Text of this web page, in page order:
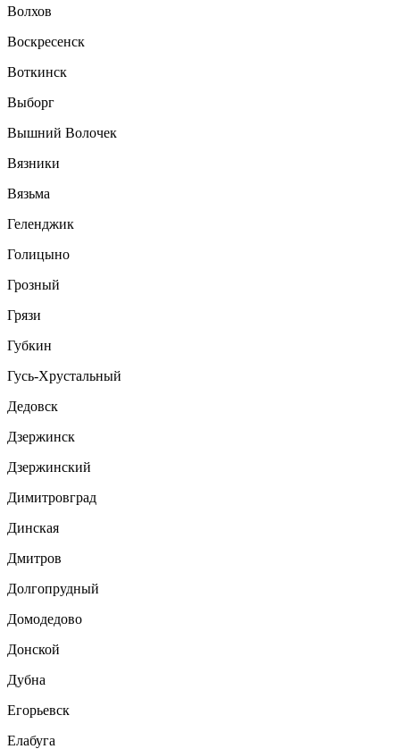
Волхов
Воскресенск
Воткинск
Выборг
Вышний Волочек
Вязники
Вязьма
Геленджик
Голицыно
Грозный
Грязи
Губкин
Гусь-Хрустальный
Дедовск
Дзержинск
Дзержинский
Димитровград
Динская
Дмитров
Долгопрудный
Домодедово
Донской
Дубна
Егорьевск
Елабуга